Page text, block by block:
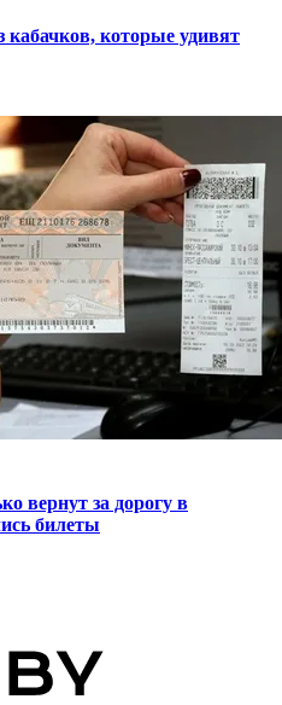
которые удивят
вернут за дорогу в
билеты